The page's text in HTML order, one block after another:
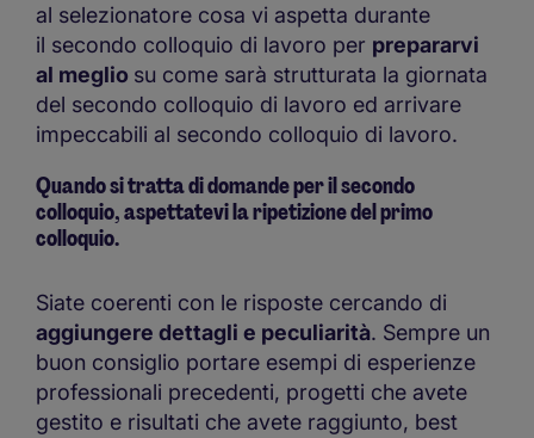
al selezionatore cosa vi aspetta durante
il secondo colloquio di lavoro per prepararvi
al meglio su come sarà strutturata la giornata
del secondo colloquio di lavoro ed arrivare
impeccabili al secondo colloquio di lavoro.
Quando si tratta di domande per il secondo
colloquio, aspettatevi la ripetizione del primo
colloquio.
Siate coerenti con le risposte cercando di
aggiungere dettagli e peculiarità. Sempre un
buon consiglio portare esempi di esperienze
professionali precedenti, progetti che avete
gestito e risultati che avete raggiunto, best